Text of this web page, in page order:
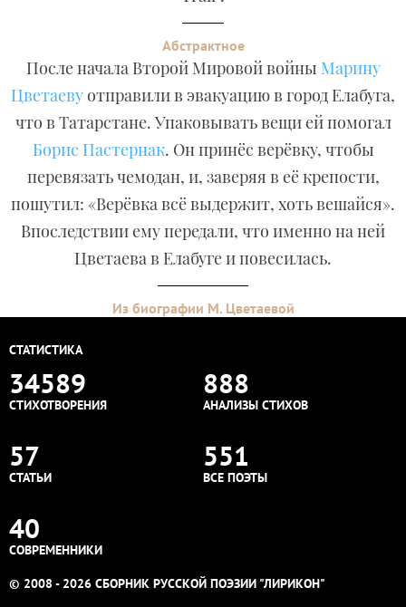
Абстрактное
После начала Второй Мировой войны Марину
Цветаевуотправили в эвакуацию в город Елабуга,
что в Татарстане. Упаковывать вещи ей помогал
Борис Пастернак. Он принёс верёвку, чтобы
перевязать чемодан, и, заверяя в её крепости,
пошутил: «Верёвка всё выдержит, хоть вешайся».
Впоследствии ему передали, что именно на ней
Цветаева в Елабуге и повесилась.
Из биографии М. Цветаевой
СТАТИСТИКА
34589
СТИХОТВОРЕНИЯ
888
АНАЛИЗЫ СТИХОВ
57
СТАТЬИ
551
ВСЕ ПОЭТЫ
40
СОВРЕМЕННИКИ
© 2008 - 2026 СБОРНИК РУССКОЙ ПОЭЗИИ "ЛИРИКОН"